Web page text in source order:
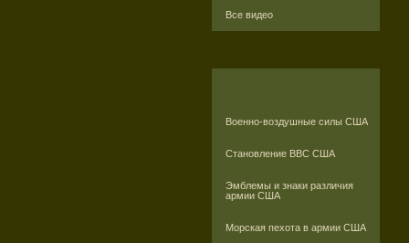
Все видео
Военно-воздушные силы США
Становление ВВС США
Эмблемы и знаки различия
армии США
Морская пехота в армии США